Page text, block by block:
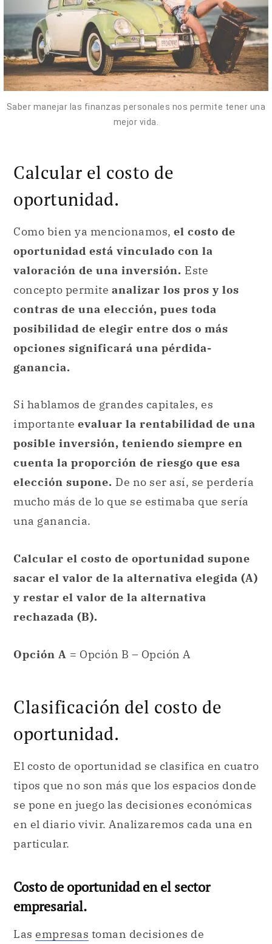
Saber manejar las finanzas personales nos permite tener una
mejor vida.
Calcular el costo de
oportunidad.
Como bien ya mencionamos, el costo de
oportunidad está vinculado con la
valoración de una inversión. Este
concepto permite analizar los pros y los
contras de una elección, pues toda
posibilidad de elegir entre dos o más
opciones significará una pérdida-
ganancia.
Si hablamos de grandes capitales, es
importante evaluar la rentabilidad de una
posible inversión, teniendo siempre en
cuenta la proporción de riesgo que esa
elección supone. De no ser así, se perdería
mucho más de lo que se estimaba que sería
una ganancia.
Calcular el costo de oportunidad supone
sacar el valor de la alternativa elegida (A)
y restar el valor de la alternativa
rechazada (B).
Opción A = Opción B – Opción A
Clasificación del costo de
oportunidad.
El costo de oportunidad se clasifica en cuatro
tipos que no son más que los espacios donde
se pone en juego las decisiones económicas
en el diario vivir. Analizaremos cada una en
particular.
Costo de oportunidad en el sector
empresarial.
Las empresas toman decisiones de